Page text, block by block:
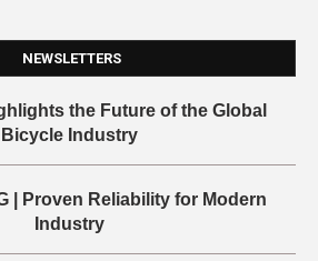
NEWSLETTERS
the Future of the Global
Bicycle Industry
| Proven Reliability for Modern
Industry